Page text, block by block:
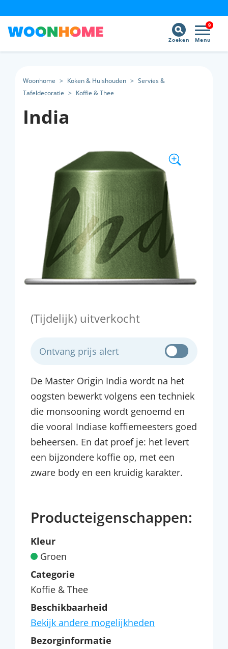
9
Menu
Zoeken
Woonhome > Koken & Huishouden > Servies &
Tafeldecoratie > Koffie & Thee
India
(Tijdelijk) uitverkocht
Ontvang prijs alert
De Master Origin India wordt na het
oogsten bewerkt volgens een techniek
die monsooning wordt genoemd en
die vooral Indiase koffiemeesters goed
beheersen. En dat proef je: het levert
een bijzondere koffie op, met een
zware body en een kruidig karakter.
Producteigenschappen:
Kleur
Groen
Categorie
Koffie & Thee
Beschikbaarheid
Bekijk andere mogelijkheden
Bezorginformatie